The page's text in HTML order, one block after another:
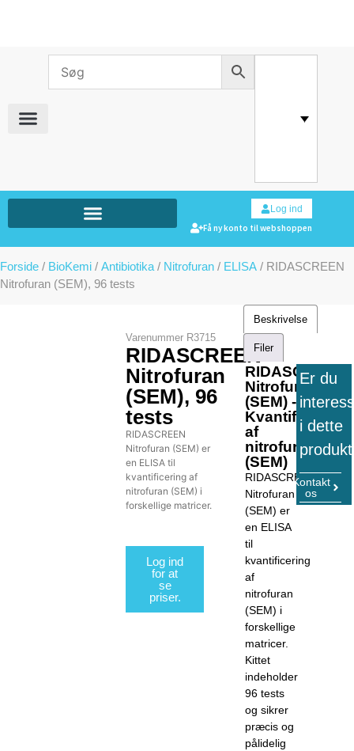
Log ind
Få ny konto til webshoppen
Forside / BioKemi / Antibiotika / Nitrofuran / ELISA / RIDASCREEN
Nitrofuran (SEM), 96 tests
Varenummer R3715
RIDASCREEN
Nitrofuran
(SEM), 96
tests
RIDASCREEN
Nitrofuran (SEM) er
en ELISA til
kvantificering af
nitrofuran (SEM) i
forskellige matricer.
Log ind
for at
se
priser.
Beskrivelse
Filer
RIDASCREEN
Nitrofuran
(SEM) -
Kvantificering
af
nitrofuran
(SEM)
RIDASCREEN
Nitrofuran
(SEM) er
en ELISA
til
kvantificering
af
nitrofuran
(SEM) i
forskellige
matricer.
Kittet
indeholder
96 tests
og sikrer
præcis og
pålidelig
Er du
i dette
Kontakt
os